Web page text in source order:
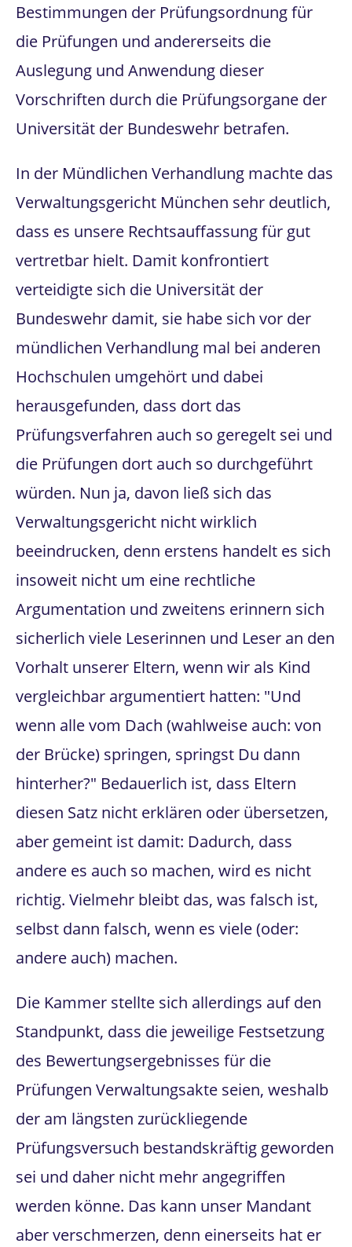
Bestimmungen der Prüfungsordnung für
die Prüfungen und andererseits die
Auslegung und Anwendung dieser
Vorschriften durch die Prüfungsorgane der
Universität der Bundeswehr betrafen.
In der Mündlichen Verhandlung machte das
Verwaltungsgericht München sehr deutlich,
dass es unsere Rechtsauffassung für gut
vertretbar hielt. Damit konfrontiert
verteidigte sich die Universität der
Bundeswehr damit, sie habe sich vor der
mündlichen Verhandlung mal bei anderen
Hochschulen umgehört und dabei
herausgefunden, dass dort das
Prüfungsverfahren auch so geregelt sei und
die Prüfungen dort auch so durchgeführt
würden. Nun ja, davon ließ sich das
Verwaltungsgericht nicht wirklich
beeindrucken, denn erstens handelt es sich
insoweit nicht um eine rechtliche
Argumentation und zweitens erinnern sich
sicherlich viele Leserinnen und Leser an den
Vorhalt unserer Eltern, wenn wir als Kind
vergleichbar argumentiert hatten: "Und
wenn alle vom Dach (wahlweise auch: von
der Brücke) springen, springst Du dann
hinterher?" Bedauerlich ist, dass Eltern
diesen Satz nicht erklären oder übersetzen,
aber gemeint ist damit: Dadurch, dass
andere es auch so machen, wird es nicht
richtig. Vielmehr bleibt das, was falsch ist,
selbst dann falsch, wenn es viele (oder:
andere auch) machen.
Die Kammer stellte sich allerdings auf den
Standpunkt, dass die jeweilige Festsetzung
des Bewertungsergebnisses für die
Prüfungen Verwaltungsakte seien, weshalb
der am längsten zurückliegende
Prüfungsversuch bestandskräftig geworden
sei und daher nicht mehr angegriffen
werden könne. Das kann unser Mandant
aber verschmerzen, denn einerseits hat er